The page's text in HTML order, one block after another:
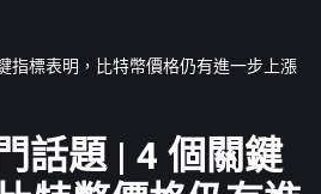
指標表明，比特幣價格仍有進一步上漲
話題 | 4 個關鍵